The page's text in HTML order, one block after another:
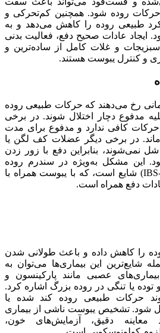
روده شود. همچنین کم‌تحرکی و
طبیعی روده را کاهش می‌دهد و به
عادات صحیح دفع، فعالیت بدنی
و غلات کامل از ساده‌ترین و
و کنترل یبوست هستند.
رخ می‌دهند که حرکات طبیعی روده
مدفوع دچار اختلال شوند. در برخی
حرکات کافی ندارد و مدفوع برای مدت
در برخی دیگر عضلات کف لگن یا
نمی‌شوند، بنابراین دفع با زور زدن
این مشکل به‌ویژه در سندرم روده
تحریک‌پذیر نوع یبوستی (IBS-C) شایع است، که با یبوست همراه با
دفع همراه است.
را کاهش داده و باعث طولانی شدن
شایع‌ترین این بیماری‌ها می‌توان به
بیماری‌های عصبی مانند پارکینسون و
توده یا تنگی در روده بزرگ اشاره کرد.
حرکات طبیعی روده کند شده یا
شود. تشخیص یبوست ناشی از بیماری
معاینه دقیق، آزمایش‌های خون،